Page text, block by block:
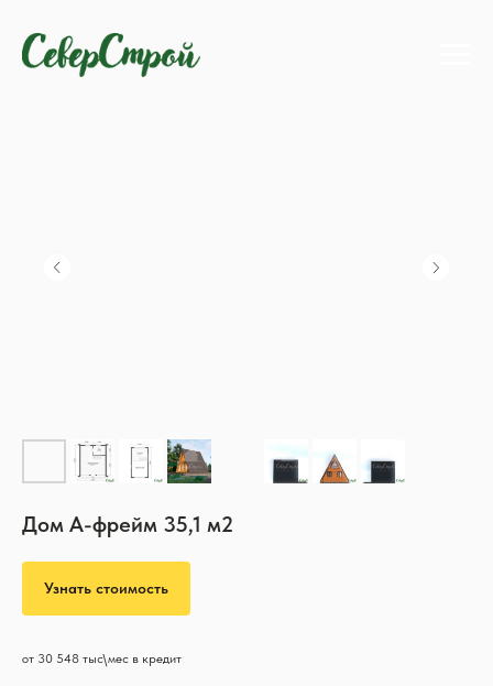
Дом А-фрейм 35,1 м2
Узнать стоимость
от 30 548 тыс\мес в кредит